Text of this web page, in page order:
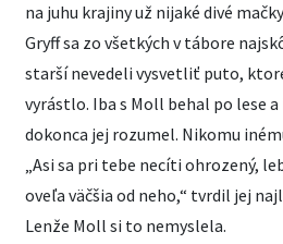
na juhu krajiny už nijaké divé
Gryff sa zo všetkých v tábore
starší nevedeli vysvetliť puto,
vyrástlo. Iba s Moll behal po lese
dokonca jej rozumel. Nikomu
„Asi sa pri tebe necíti ohrozený,
oveľa väčšia od neho,“ tvrdil jej
Lenže Moll si to nemyslela.